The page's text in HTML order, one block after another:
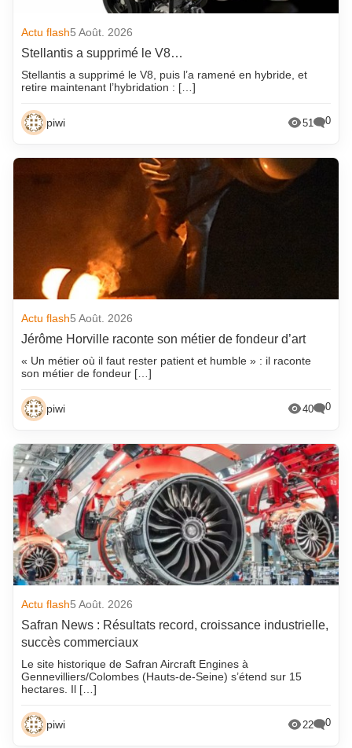
Actu flash5 Août. 2026
Stellantis a supprimé le V8…
Stellantis a supprimé le V8, puis l’a ramené en hybride, et
retire maintenant l’hybridation : […]
piwi 51 0
Actu flash5 Août. 2026
Jérôme Horville raconte son métier de fondeur d’art
« Un métier où il faut rester patient et humble » : il raconte
son métier de fondeur […]
piwi 40 0
Actu flash5 Août. 2026
Safran News : Résultats record, croissance industrielle,
succès commerciaux
Le site historique de Safran Aircraft Engines à
Gennevilliers/Colombes (Hauts-de-Seine) s’étend sur 15
hectares. Il […]
piwi 22 0